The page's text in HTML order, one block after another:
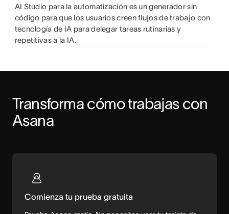
AI Studio para la automatización es un generador sin
código para que los usuarios creen flujos de trabajo con
tecnología de IA para delegar tareas rutinarias y
repetitivas a la IA.
Transforma cómo trabajas con
Asana
Comienza tu prueba gratuita